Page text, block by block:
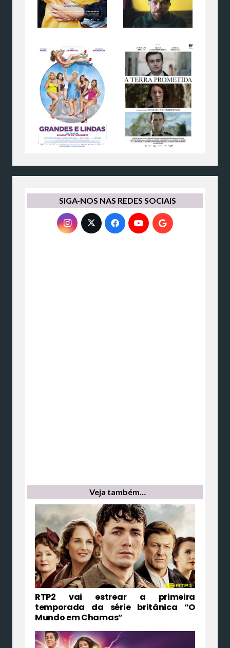
SIGA-NOS NAS REDES SOCIAIS
Veja também…
RTP2 vai estrear a primeira
temporada da série britânica “O
Mundo em Chamas”